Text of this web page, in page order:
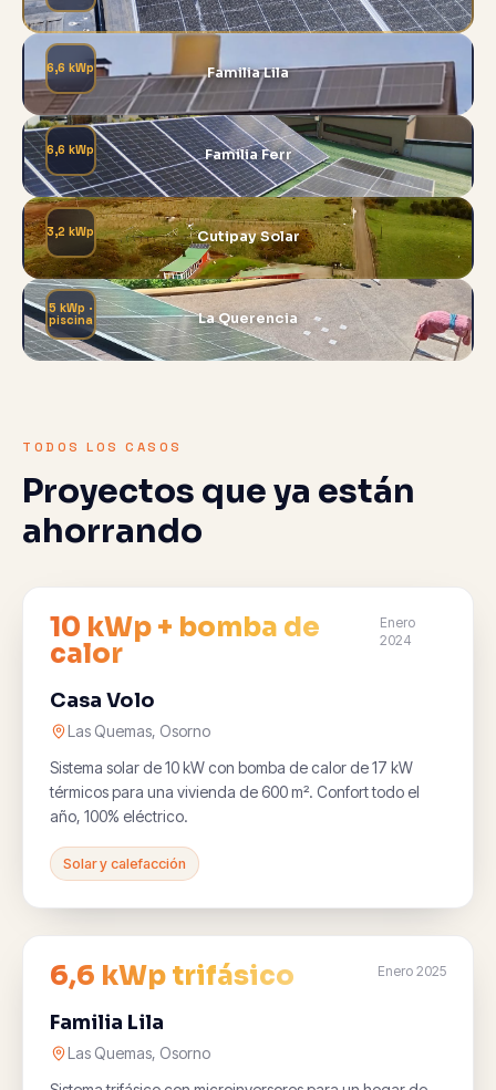
Familia Lila
6,6 kWp
Familia Ferr
6,6 kWp
Cutipay Solar
3,2 kWp
La Querencia
5 kWp ·
piscina
TODOS LOS CASOS
Proyectos que ya están
ahorrando
10 kWp + bomba de
calor
Enero
2024
Casa Volo
Las Quemas, Osorno
Sistema solar de 10 kW con bomba de calor de 17 kW
térmicos para una vivienda de 600 m². Confort todo el
año, 100% eléctrico.
Solar y calefacción
6,6 kWp trifásico Enero 2025
Familia Lila
Las Quemas, Osorno